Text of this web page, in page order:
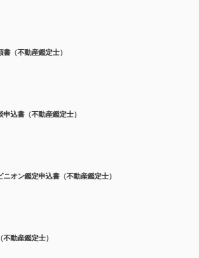
（不動産鑑定士）
申込書（不動産鑑定士）
ニオン鑑定申込書（不動産鑑定士）
動産鑑定士）